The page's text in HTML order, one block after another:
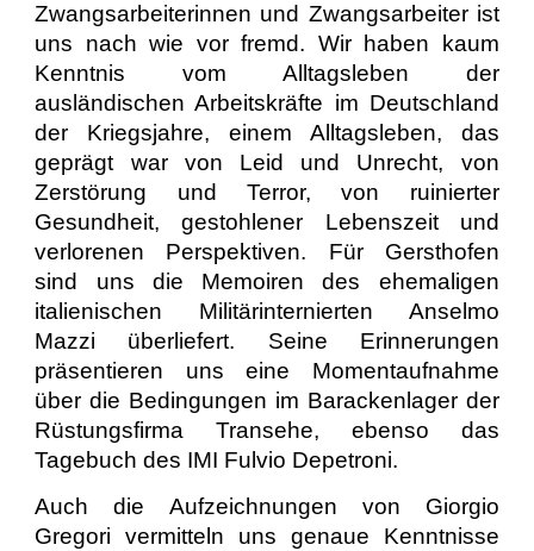
Zwangsarbeiterinnen und Zwangsarbeiter ist
uns nach wie vor fremd. Wir haben kaum
Kenntnis vom Alltagsleben der
ausländischen Arbeitskräfte im Deutschland
der Kriegsjahre, einem Alltagsleben, das
geprägt war von Leid und Unrecht, von
Zerstörung und Terror, von ruinierter
Gesundheit, gestohlener Lebenszeit und
verlorenen Perspektiven. Für Gersthofen
sind uns die Memoiren des ehemaligen
italienischen Militärinternierten Anselmo
Mazzi überliefert. Seine Erinnerungen
präsentieren uns eine Momentaufnahme
über die Bedingungen im Barackenlager der
Rüstungsfirma Transehe, ebenso das
Tagebuch des IMI Fulvio Depetroni.
Auch die Aufzeichnungen von Giorgio
Gregori vermitteln uns genaue Kenntnisse